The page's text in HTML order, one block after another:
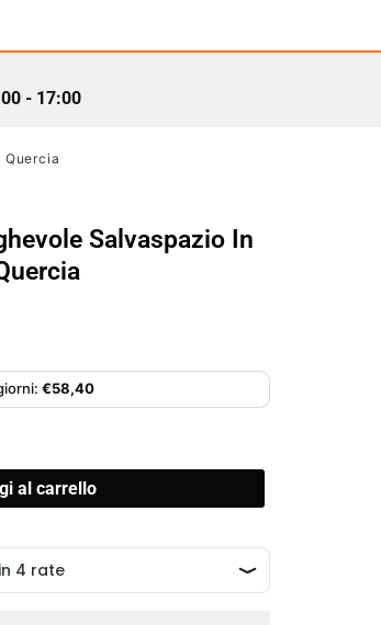
- 17:00
Quercia
Salvaspazio In
€58,40
al carrello